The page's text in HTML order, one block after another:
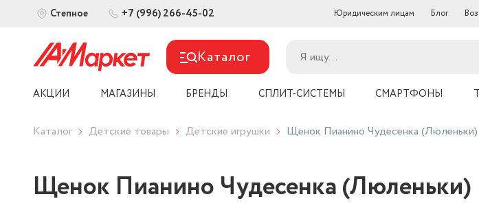
Степное +7 (996) 266-45-02 Юридическим лицам Блог
Каталог
АКЦИИ МАГАЗИНЫ БРЕНДЫ СПЛИТ-СИСТЕМЫ СМАРТФОНЫ
Каталог Детские товары Детские игрушки Щенок Пианино Чудесенка (Люленьки)
Щенок Пианино Чудесенка (Люленьки)